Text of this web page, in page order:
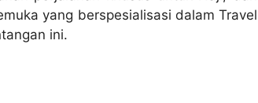
yang berspesialisasi dalam Travel
ini.